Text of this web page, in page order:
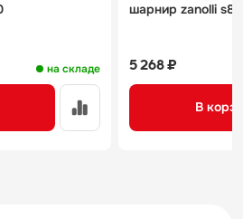
на складе
шарнир zanolli
5 268 ₽
В